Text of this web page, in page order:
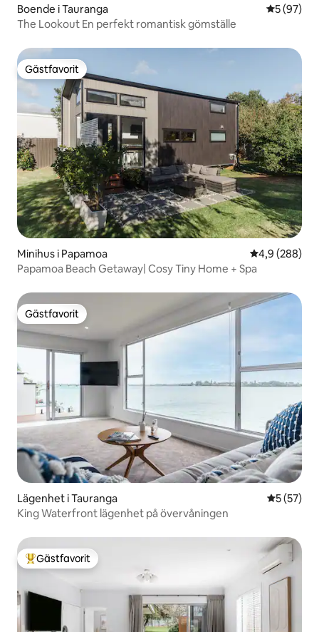
Boende i Tauranga 5 av 5 i
5 (97)
The Lookout En perfekt romantisk gömställe
Gästfavorit
Gästfavorit
Minihus i Papamoa 4,9 av 5 i
4,9 (288)
Papamoa Beach Getaway| Cosy Tiny Home + Spa
Gästfavorit
Gästfavorit
Lägenhet i Tauranga 5 av 5 i
5 (57)
King Waterfront lägenhet på övervåningen
Populär gästfavorit
Gästfavorit